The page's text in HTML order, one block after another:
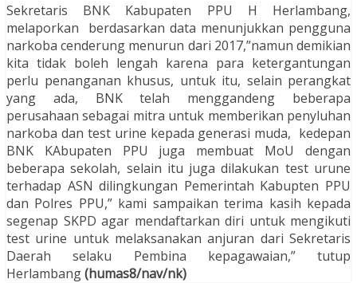
Sekretaris BNK Kabupaten PPU H Herlambang,
melaporkan berdasarkan data menunjukkan pengguna
narkoba cenderung menurun dari 2017,”namun demikian
kita tidak boleh lengah karena para ketergantungan
perlu penanganan khusus, untuk itu, selain perangkat
yang ada, BNK telah menggandeng beberapa
perusahaan sebagai mitra untuk memberikan penyluhan
narkoba dan test urine kepada generasi muda, kedepan
BNK KAbupaten PPU juga membuat MoU dengan
beberapa sekolah, selain itu juga dilakukan test urune
terhadap ASN dilingkungan Pemerintah Kabupten PPU
dan Polres PPU,” kami sampaikan terima kasih kepada
segenap SKPD agar mendaftarkan diri untuk mengikuti
test urine untuk melaksanakan anjuran dari Sekretaris
Daerah selaku Pembina kepagawaian,” tutup
Herlambang(humas8/nav/nk)